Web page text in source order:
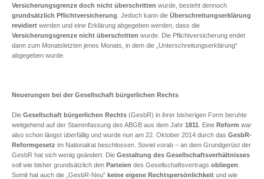
Versicherungsgrenze doch nicht überschritten wurde, besteht dennoch
grundsätzlich Pflichtversicherung . Jedoch kann die Überschreitungserklärung
revidiert werden und eine Erklärung abgegeben werden, dass die
Versicherungsgrenze nicht überschritten wurde. Die Pflichtversicherung endet
dann zum Monatsletzten jenes Monats, in dem die „Unterschreitungserklärung“
abgegeben wurde.
Neuerungen bei der Gesellschaft bürgerlichen Rechts
Die Gesellschaft bürgerlichen Rechts (GesbR) in ihrer bisherigen Form beruhte
weitgehend auf der Stammfassung des ABGB aus dem Jahr 1811 . Eine Reform war
also schon längst überfällig und wurde nun am 22. Oktober 2014 durch das GesbR-
Reformgesetz im Nationalrat beschlossen. Soviel vorab – an dem Grundgerüst der
GesbR hat sich wenig geändert. Die Gestaltung des Gesellschaftsverhältnisses
soll wie bisher grundsätzlich den Parteien des Gesellschaftsvertrags obliegen
Somit hat auch die „GesbR-Neu“ keine eigene Rechtspersönlichkeit und wie